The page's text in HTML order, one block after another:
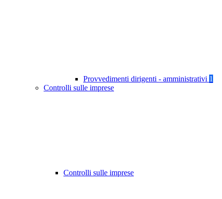
Provvedimenti dirigenti - amministrativi 1
Controlli sulle imprese
Controlli sulle imprese